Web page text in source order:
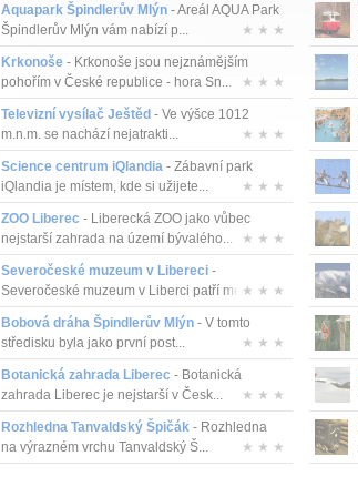
Aquapark Špindlerův Mlýn - Areál AQUA Park
Špindlerův Mlýn vám nabízí p...
★ ★ ★
Krkonoše - Krkonoše jsou nejznámějším
pohořím v České republice - hora Sn...
★ ★ ★
Televizní vysílač Ještěd - Ve výšce 1012
m.n.m. se nachází nejatrakti...
★ ★ ★
Science centrum iQlandia - Zábavní park
iQlandia je místem, kde si užijete...
★ ★ ★
ZOO Liberec - Liberecká ZOO jako vůbec
nejstarší zahrada na území bývalého...
★ ★ ★
Severočeské muzeum v Libereci -
Severočeské muzeum v Liberci patří mezi ...★ ★ ★
Bobová dráha Špindlerův Mlýn - V tomto
středisku byla jako první post...
★ ★ ★
Botanická zahrada Liberec - Botanická
zahrada Liberec je nejstarší v Česk...
★ ★ ★
Rozhledna Tanvaldský Špičák - Rozhledna
na výrazném vrchu Tanvaldský Š...
★ ★ ★